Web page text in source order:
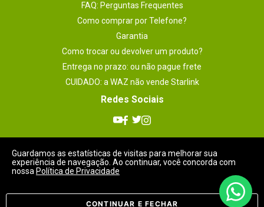
FAQ: Perguntas Frequentes
Como comprar por Telefone?
Garantia
Como trocar ou devolver um produto?
Entrega no prazo: ou não pague frete
CUIDADO: a WAZ não vende Starlink
Redes Sociais
Meios de Pagamentos
Guardamos as estatísticas de visitas para melhorar sua
experiência de navegação. Ao continuar, você concorda com
nossa Política de Privacidade
CONTINUAR E FECHAR